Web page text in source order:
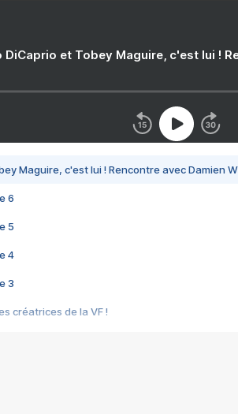
DiCaprio et Tobey Maguire, c'est lui !
Maguire, c'est lui ! Rencontre avec Damien
6
5
4
3
créatrices de la VF !